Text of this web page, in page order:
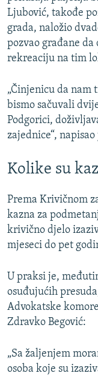
Ljubović, takođe
grada, naložio
pozvao građane
rekreaciju na tim
„Činjenicu da nam
bismo sačuvali
Podgorici,
zajednice“,
Kolike su
Prema Krivičnom
kazna za
krivično djelo
mjeseci do pet
U praksi je,
osuđujućih
Advokatske
Zdravko Begović:
„Sa žaljenjem
osoba koje su